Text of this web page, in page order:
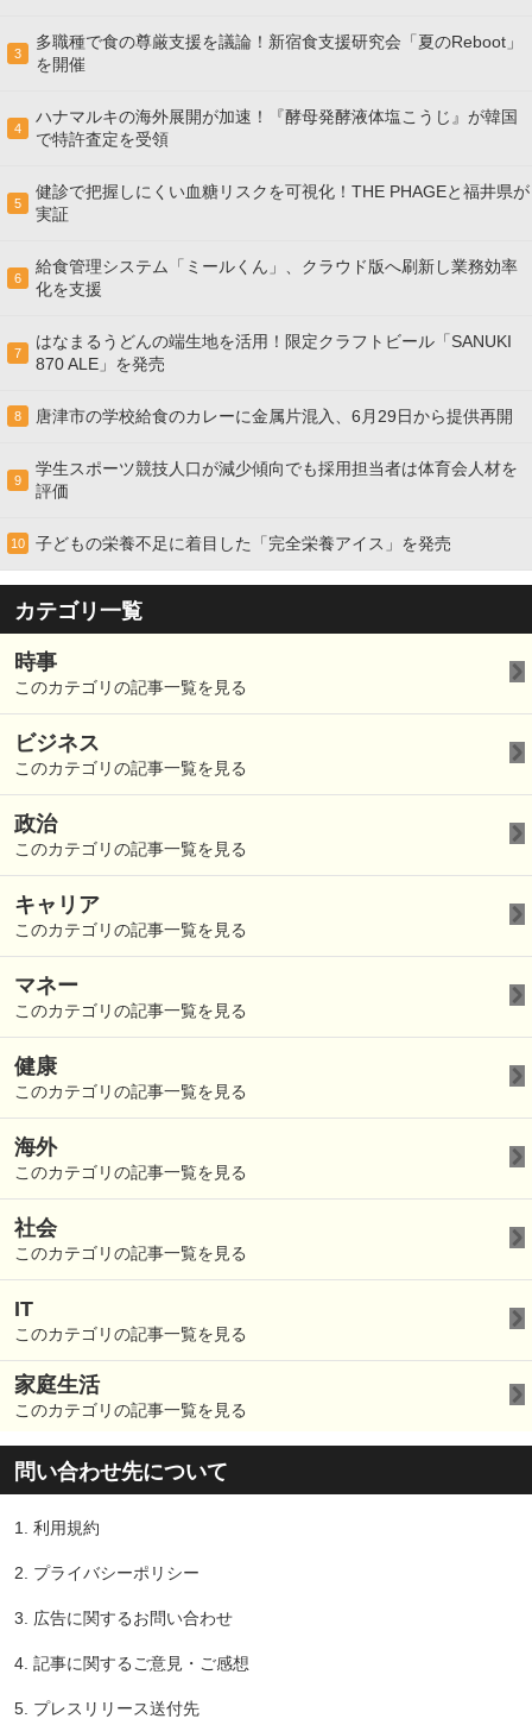
3
多職種で食の尊厳支援を議論！新宿食支援研究会「夏のReboot」
を開催
4
ハナマルキの海外展開が加速！『酵母発酵液体塩こうじ』が韓国
で特許査定を受領
5
健診で把握しにくい血糖リスクを可視化！THE PHAGEと福井県が
実証
6
給食管理システム「ミールくん」、クラウド版へ刷新し業務効率
化を支援
7
はなまるうどんの端生地を活用！限定クラフトビール「SANUKI
870 ALE」を発売
8 唐津市の学校給食のカレーに金属片混入、6月29日から提供再開
9
学生スポーツ競技人口が減少傾向でも採用担当者は体育会人材を
評価
10 子どもの栄養不足に着目した「完全栄養アイス」を発売
カテゴリ一覧
時事
このカテゴリの記事一覧を見る
ビジネス
このカテゴリの記事一覧を見る
政治
このカテゴリの記事一覧を見る
キャリア
このカテゴリの記事一覧を見る
マネー
このカテゴリの記事一覧を見る
健康
このカテゴリの記事一覧を見る
海外
このカテゴリの記事一覧を見る
社会
このカテゴリの記事一覧を見る
IT
このカテゴリの記事一覧を見る
家庭生活
このカテゴリの記事一覧を見る
問い合わせ先について
1. 利用規約
2. プライバシーポリシー
3. 広告に関するお問い合わせ
4. 記事に関するご意見・ご感想
5. プレスリリース送付先